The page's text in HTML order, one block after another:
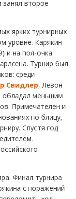
занял второе
ярких турнирных
уровне. Карякин
и на пол-очка
Турнир был
среди
Свидлер, Левон
обладал меньшим
Примечателен и
по блицу,
Спустя год
Финал турнира
с поражений